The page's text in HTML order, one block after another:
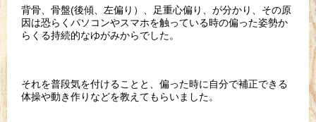
背骨、骨盤(後傾、左偏り）、足重心偏り、が分かり、その原
因は恐らくパソコンやスマホを触っている時の偏った姿勢か
らくる持続的なゆがみからでした。
それを普段気を付けることと、偏った時に自分で補正できる
体操や動き作りなどを教えてもらいました。